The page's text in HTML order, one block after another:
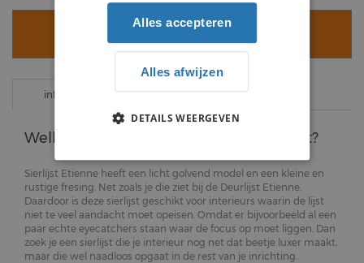
VOEG TOE AAN WINKELWAGEN
informatie specificaties
Welke eigenschappen heeft dit product?
Sierlijst Etienne heeft een licht golvend model en een kleine en
rustige fresing. Net zoals je die ziet bij de Deurlijst Etienne.
Daardoor is deze sierlijst geschikt voor interieurs waarin de lijst
niet te veel aandacht moet opeisen. Omdat er bijvoorbeeld al een
paar echte eyecatchers staan waar de focus op moet liggen. Dan
zoek je een sierlijst die je interieur nog net dat beetje luxer maakt,
maar die wel naadloos opgaat in de rest van je inrichting.
Alles accepteren
Alles afwijzen
DETAILS WEERGEVEN